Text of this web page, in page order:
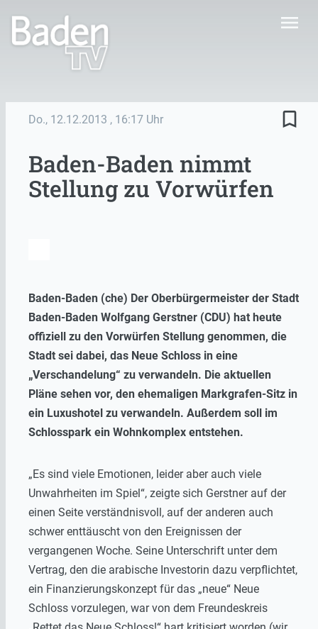
menu
Do., 12.12.2013 , 16:17 Uhr bookmark_border
Baden-Baden nimmt
Stellung zu Vorwürfen
Baden-Baden (che) Der Oberbürgermeister der Stadt
Baden-Baden Wolfgang Gerstner (CDU) hat heute
offiziell zu den Vorwürfen Stellung genommen, die
Stadt sei dabei, das Neue Schloss in eine
„Verschandelung“ zu verwandeln. Die aktuellen
Pläne sehen vor, den ehemaligen Markgrafen-Sitz in
ein Luxushotel zu verwandeln. Außerdem soll im
Schlosspark ein Wohnkomplex entstehen.
„Es sind viele Emotionen, leider aber auch viele
Unwahrheiten im Spiel“, zeigte sich Gerstner auf der
einen Seite verständnisvoll, auf der anderen auch
schwer enttäuscht von den Ereignissen der
vergangenen Woche. Seine Unterschrift unter dem
Vertrag, den die arabische Investorin dazu verpflichtet,
ein Finanzierungskonzept für das „neue“ Neue
Schloss vorzulegen, war von dem Freundeskreis